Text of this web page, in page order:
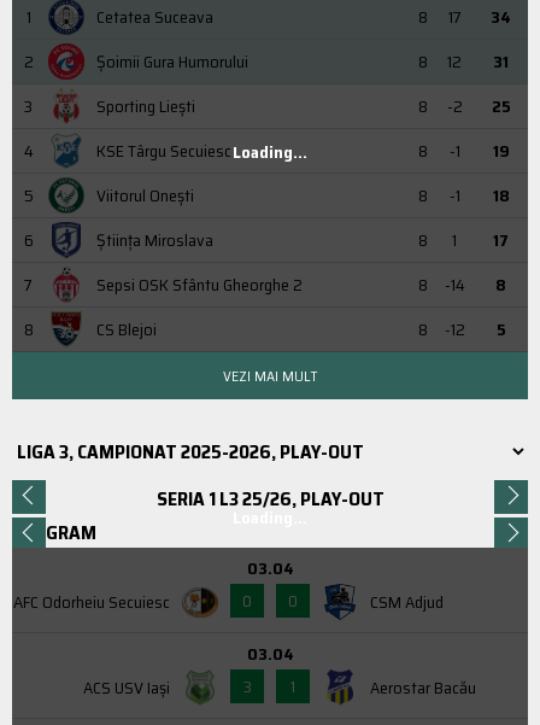
1 Cetatea Suceava 8 17
34
2
Şoimii Gura Humorului 8 12
31
3
Sporting Liești 8 -2
25
4
KSE Târgu Secuiesc 8 -1
19
5
Viitorul Onești 8 -1
18
6
Știința Miroslava 8 1
17
7
Sepsi OSK Sfântu Gheorghe 2 8 -14
8
8
CS Blejoi 8 -12 5
Loading...
VEZI MAI MULT
SERIA 1 L3 25/26, PLAY-OUT
PROGRAM
AFC Odorheiu Secuiesc
03.04
0
0 CSM Adjud
ACS USV Iaşi
03.04
3
1 Aerostar Bacău